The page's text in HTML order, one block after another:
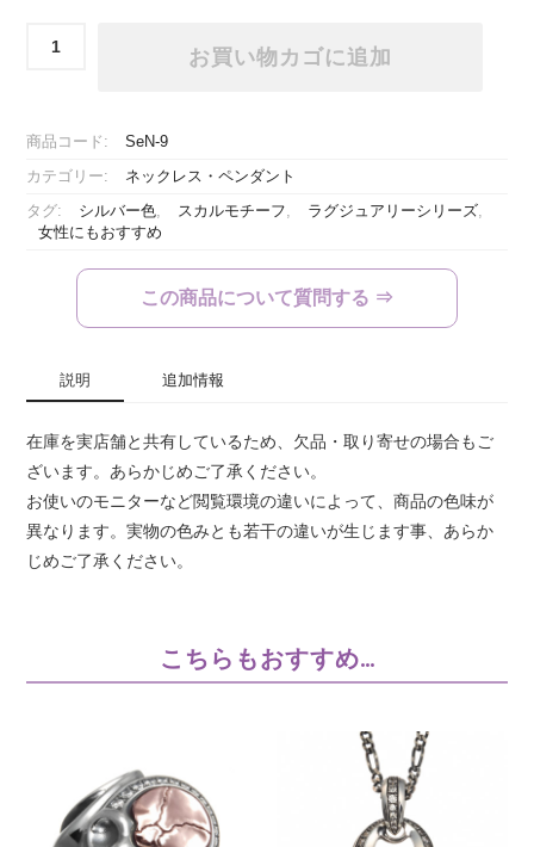
カ
ペ
ン
ダ
お買い物カゴに追加
商品コード: SeN-9
カテゴリー: ネックレス・ペンダント
タグ: シルバー色, スカルモチーフ, ラグジュアリーシリーズ,
女性にもおすすめ
この商品について質問する ⇒
説明 追加情報
在庫を実店舗と共有しているため、欠品・取り寄せの場合もご
ざいます。あらかじめご了承ください。
お使いのモニターなど閲覧環境の違いによって、商品の色味が
異なります。実物の色みとも若干の違いが生じます事、あらか
じめご了承ください。
こちらもおすすめ…